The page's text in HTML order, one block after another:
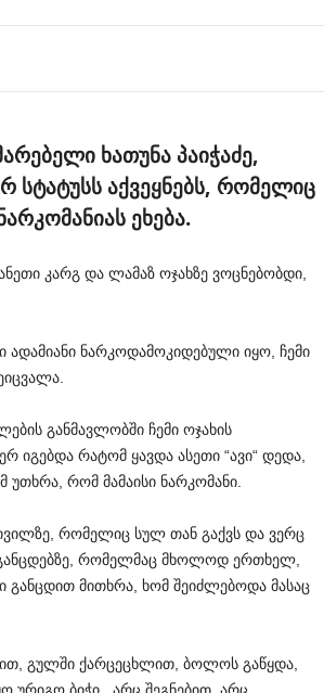
ხათუნა პაიჭაძე,
სტატუსს აქვეყნებს, რომელიც
ეხება.
კარგ და ლამაზ ოჯახზე ვოცნებობდი,
ნარკოდამოკიდებული იყო, ჩემი
განმავლობში ჩემი ოჯახის
რატომ ყავდა ასეთი “ავი“ დედა,
რომ მამაისი ნარკომანი.
რომელიც სულ თან გაქვს და ვერც
რომელმაც მხოლოდ ერთხელ,
განცდით მითხრა, ხომ შეიძლებოდა მასაც
გულში ქარცეცხლით, ბოლოს გაწყდა,